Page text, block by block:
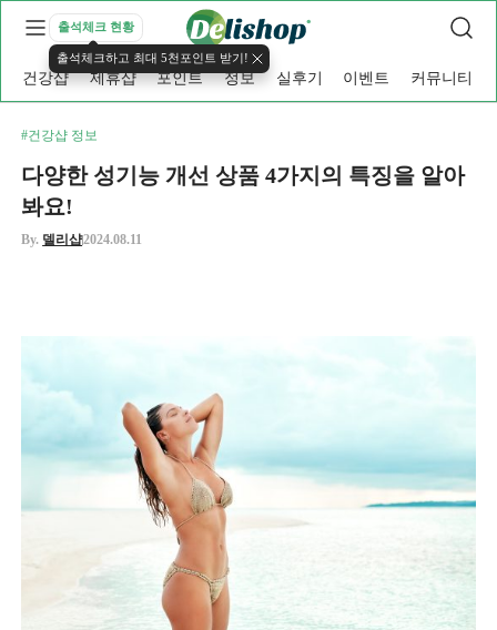
출석체크 현황
출석체크하고 최대 5천포인트 받기!
건강샵 제휴샵 포인트 정보 실후기 이벤트 커뮤니티
#건강샵 정보
다양한 성기능 개선 상품 4가지의 특징을 알아
봐요!
By. 델리샵2024.08.11